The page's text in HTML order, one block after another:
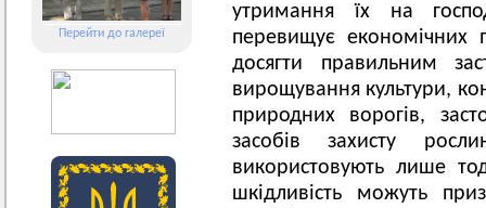
Перейти до галереї
утримання їх на
перевищує економічних
досягти правильним
вирощування культури,
природних ворогів,
засобів захисту
використовують лише
шкідливість можуть